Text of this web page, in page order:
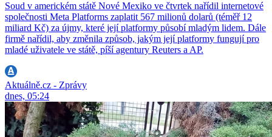
Soud v americkém státě Nové Mexiko ve čtvrtek nařídil internetové
společnosti Meta Platforms zaplatit 567 milionů dolarů (téměř 12
miliard Kč) za újmy, které její platformy působí mladým lidem. Dále
firmě nařídil, aby změnila způsob, jakým její platformy fungují pro
mladé uživatele ve státě, píší agentury Reuters a AP.
Aktuálně.cz - Zprávy
dnes, 05:24